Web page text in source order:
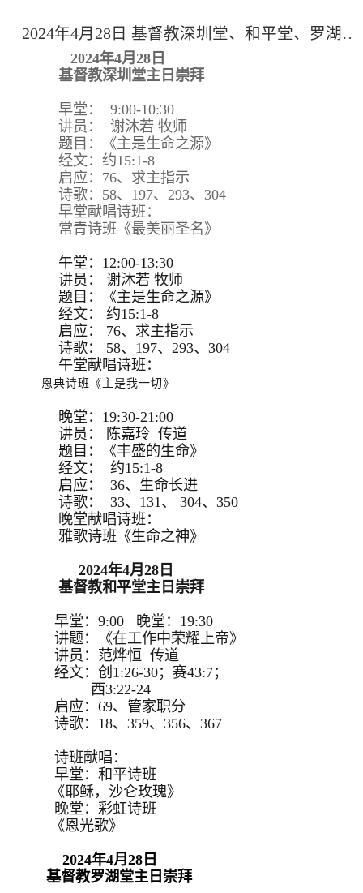
2024年4月28日 基督教深圳堂、和平堂、罗湖堂主日崇拜
2024年4月28日
基督教深圳堂主日崇拜
早堂： 9:00-10:30
讲员： 谢沐若 牧师
题目：《主是生命之源》
经文：约15:1-8
启应：76、求主指示
诗歌：58、197、293、304
早堂献唱诗班：
常青诗班《最美丽圣名》
午堂：12:00-13:30
讲员：
谢沐若 牧师
题目：
《主是生命之源》
经文：
约15:1-8
启应：
76、求主指示
诗歌：
58、197、293、 304
午堂献唱诗班：
恩典诗班《主是我一切》
晚堂：19:30-21:00
讲员： 陈嘉玲 传道
题目：《丰盛的生命》
经文： 约15:1-8
启应： 36、生命长进
诗歌： 33、131、 304、350
晚堂献唱诗班：
雅歌诗班《生命之神》
2024年4月28日
基督教和平堂主日崇拜
早堂：9:00 晚堂：19:30
讲题：《在工作中荣耀上帝》
讲员：范烨恒 传道
经文：创1:26-30；赛43:7；
西3:22-24
启应：69、管家职分
诗歌：18、359、356、367
诗班献唱：
早堂：和平诗班
《耶稣，沙仑玫瑰》
晚堂：彩虹诗班
《恩光歌》
2024年4月28日
基督教罗湖堂主日崇拜